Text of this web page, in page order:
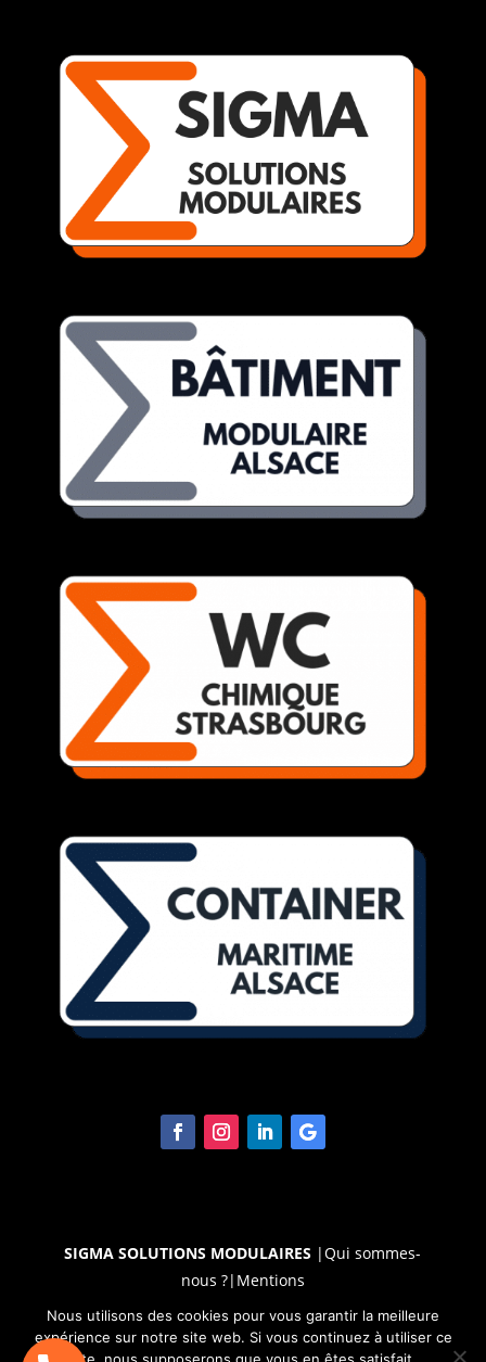
SIGMA SOLUTIONS MODULAIRES |Qui sommes-
nous ?| Mentions
légales | RGPD | Cookies | CGU | CGV | Médiateur|
Nous utilisons des cookies pour vous garantir la meilleure
expérience sur notre site web. Si vous continuez à utiliser ce